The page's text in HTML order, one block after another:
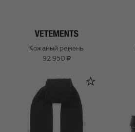
Кожаный ремень
92 950 ₽